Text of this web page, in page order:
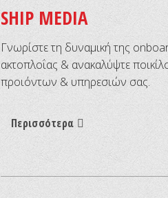
SHIP MEDIA
Γνωρίστε τη δυναμική της
ακτοπλοΐας & ανακαλύψτε
προιόντων & υπηρεσιών σας​.
Περισσότερα